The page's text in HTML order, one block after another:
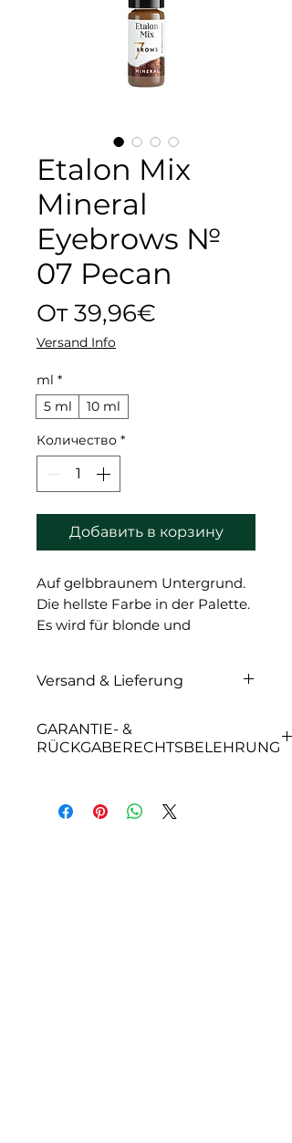
Etalon Mix
Mineral
Eyebrows №
07 Pecan
От39,96€
Versand Info
ml *
5 ml
10 ml
Количество *
Добавить в корзину
Auf gelbbraunem Untergrund.
Die hellste Farbe in der Palette.
Es wird für blonde und
Funktioniert gut als Aufheller
alte Tattoos.
Versand & Lieferung
GARANTIE- &
RÜCKGABERECHTSBELEHRUNG
GARANTIE- &